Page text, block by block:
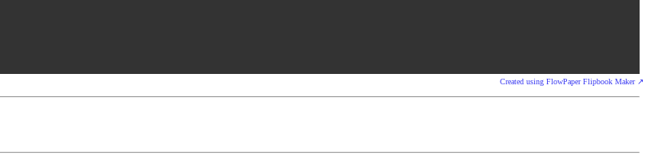
Created using FlowPaper Flipbook Maker ↗